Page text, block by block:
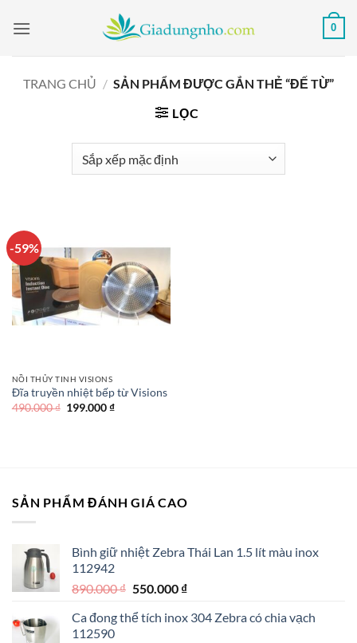
qua
0
TRANG CHỦ / SẢN PHẨM ĐƯỢC GẮN THẺ “ĐẾ TỪ”
LỌC
-59%
NỒI THỦY TINH VISIONS
Đĩa truyền nhiệt bếp từ Visions
490.000₫ Giá
199.000₫Giá
SẢN PHẨM ĐÁNH GIÁ CAO
Bình giữ nhiệt Zebra Thái Lan 1.5 lít màu inox
112942
890.000₫ Giá
là:
550.000 ₫Giá
tại
Ca đong thể tích inox 304 Zebra có chia vạch
112590